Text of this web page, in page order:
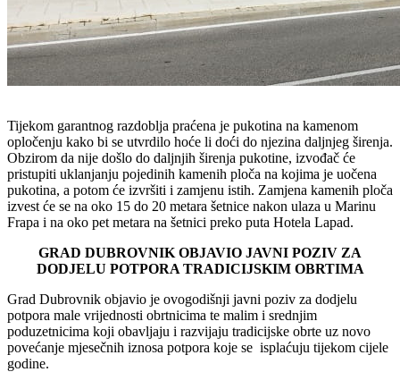
Tijekom garantnog razdoblja praćena je pukotina na kamenom
opločenju kako bi se utvrdilo hoće li doći do njezina daljnjeg širenja.
Obzirom da nije došlo do daljnjih širenja pukotine, izvođač će
pristupiti uklanjanju pojedinih kamenih ploča na kojima je uočena
pukotina, a potom će izvršiti i zamjenu istih. Zamjena kamenih ploča
izvest će se na oko 15 do 20 metara šetnice nakon ulaza u Marinu
Frapa i na oko pet metara na šetnici preko puta Hotela Lapad.
GRAD DUBROVNIK OBJAVIO JAVNI POZIV ZA
DODJELU POTPORA TRADICIJSKIM OBRTIMA
Grad Dubrovnik objavio je ovogodišnji javni poziv za dodjelu
potpora male vrijednosti obrtnicima te malim i srednjim
poduzetnicima koji obavljaju i razvijaju tradicijske obrte uz novo
povećanje mjesečnih iznosa potpora koje se isplaćuju tijekom cijele
godine.